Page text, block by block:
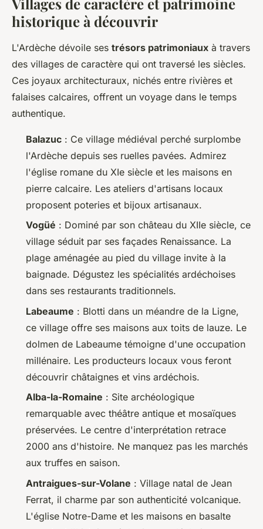
historique à découvrir
L'Ardèche dévoile ses trésors patrimoniaux à travers
des villages de caractère qui ont traversé les siècles.
Ces joyaux architecturaux, nichés entre rivières et
falaises calcaires, offrent un voyage dans le temps
authentique.
Balazuc : Ce village médiéval perché surplombe
l'Ardèche depuis ses ruelles pavées. Admirez
l'église romane du XIe siècle et les maisons en
pierre calcaire. Les ateliers d'artisans locaux
proposent poteries et bijoux artisanaux.
Vogüé : Dominé par son château du XIIe siècle, ce
village séduit par ses façades Renaissance. La
plage aménagée au pied du village invite à la
baignade. Dégustez les spécialités ardéchoises
dans ses restaurants traditionnels.
Labeaume : Blotti dans un méandre de la Ligne,
ce village offre ses maisons aux toits de lauze. Le
dolmen de Labeaume témoigne d'une occupation
millénaire. Les producteurs locaux vous feront
découvrir châtaignes et vins ardéchois.
Alba-la-Romaine : Site archéologique
remarquable avec théâtre antique et mosaïques
préservées. Le centre d'interprétation retrace
2000 ans d'histoire. Ne manquez pas les marchés
aux truffes en saison.
Antraigues-sur-Volane : Village natal de Jean
Ferrat, il charme par son authenticité volcanique.
L'église Notre-Dame et les maisons en basalte